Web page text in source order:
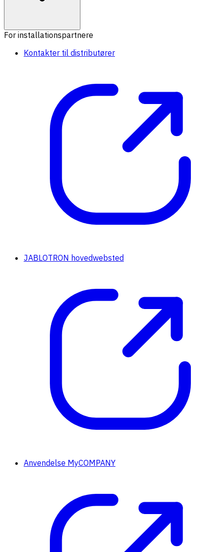
For installationspartnere
Kontakter til distributører
JABLOTRON hovedwebsted
Anvendelse MyCOMPANY